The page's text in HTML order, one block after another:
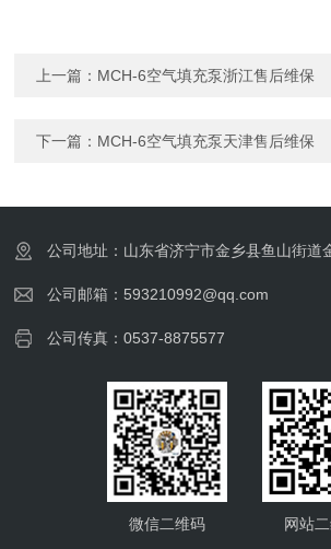
上一篇： MCH-6空气填充泵浙江售后维保
下一篇： MCH-6空气填充泵天津售后维保
公司地址：山东省济宁市金乡县鱼山街道
公司邮箱：593210992@qq.com
公司传真：0537-8875577
微信二维码 网站